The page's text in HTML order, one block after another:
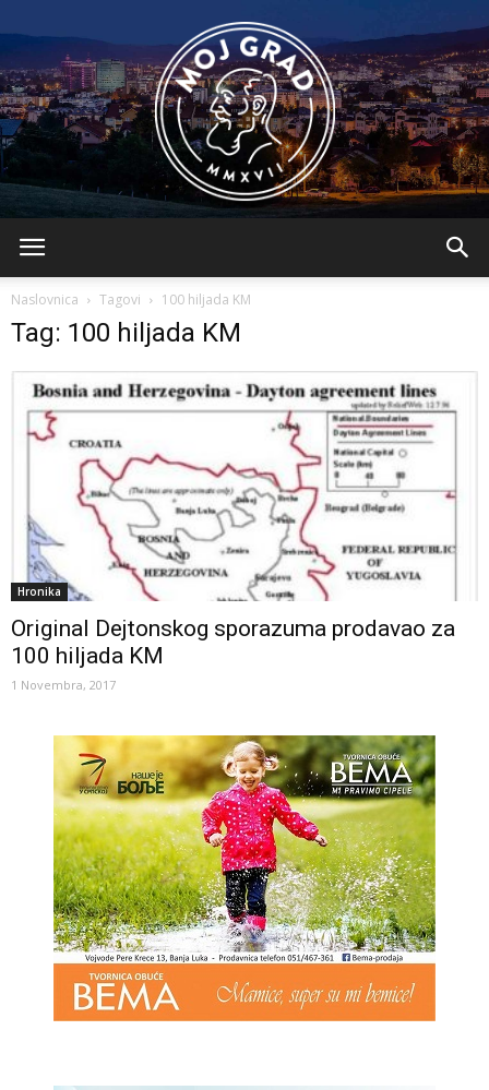
Naslovnica Tagovi 100 hiljada KM
Tag: 100 hiljada KM
Hronika
Original Dejtonskog sporazuma prodavao za
100 hiljada KM
1 Novembra, 2017